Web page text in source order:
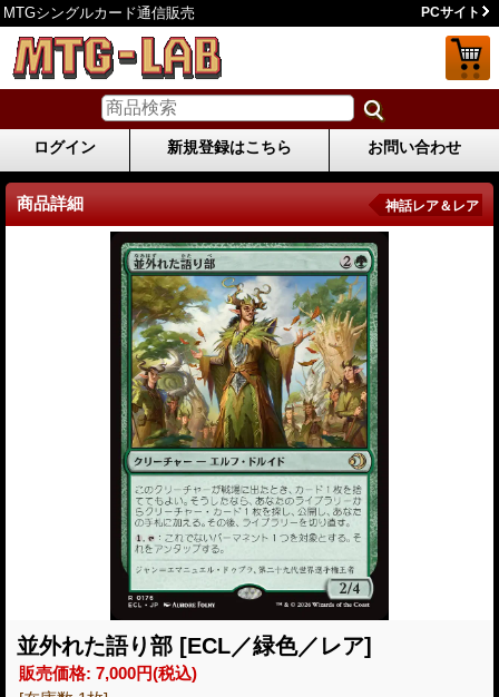
MTGシングルカード通信販売 PCサイト
ログイン 新規登録はこちら お問い合わせ
商品詳細 神話レア＆レア
並外れた語り部 [ECL／緑色／レア]
販売価格: 7,000円(税込)